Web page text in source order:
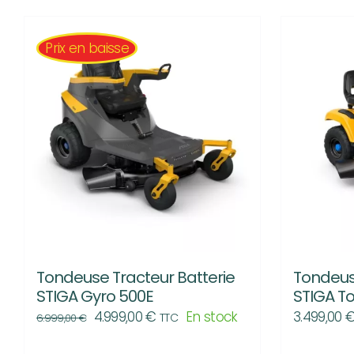
Prix en baisse
Tondeuse Tracteur Batterie
STIGA Gyro 500E
6.999,00€ Le
4.999,00€Le
TTC En stock
STIGA
3.499,00